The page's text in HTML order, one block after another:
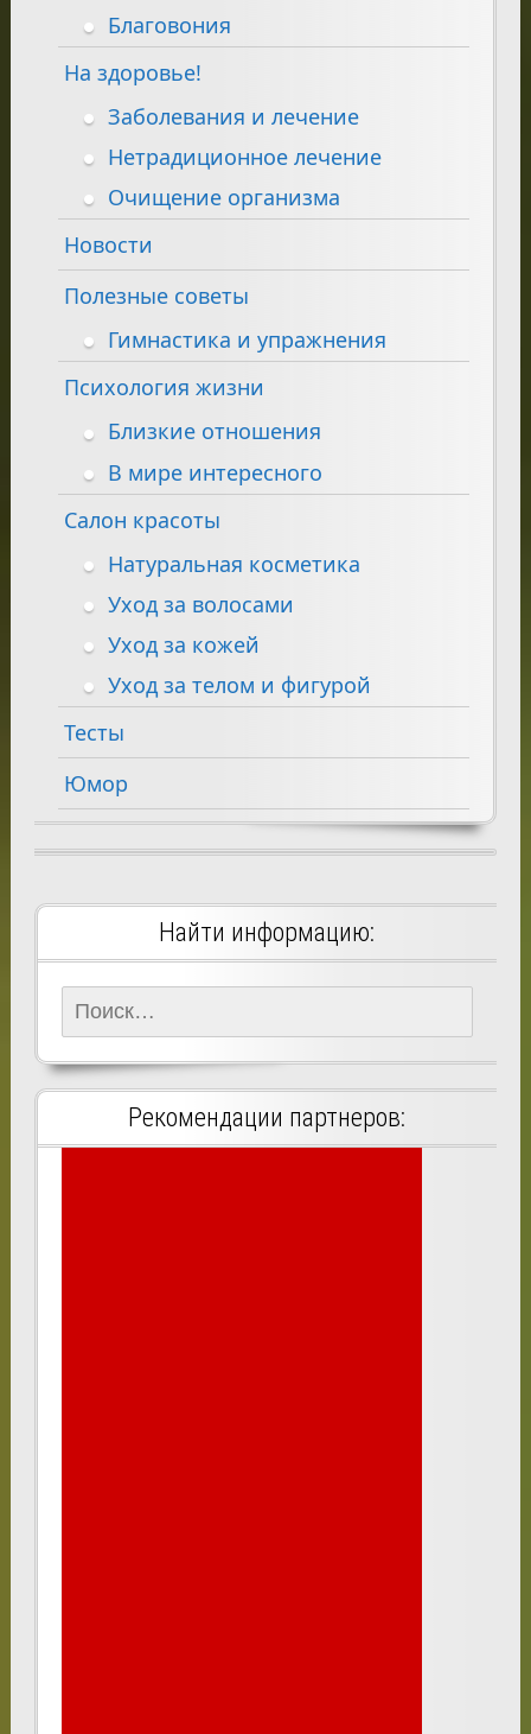
Благовония
На здоровье!
Заболевания и лечение
Нетрадиционное лечение
Очищение организма
Новости
Полезные советы
Гимнастика и упражнения
Психология жизни
Близкие отношения
В мире интересного
Салон красоты
Натуральная косметика
Уход за волосами
Уход за кожей
Уход за телом и фигурой
Тесты
Юмор
Найти информацию:
Найти:
Рекомендации партнеров: